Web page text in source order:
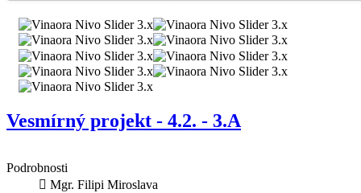
Vesmírný projekt - 4.2. - 3.A
Podrobnosti
Mgr. Filipi Miroslava